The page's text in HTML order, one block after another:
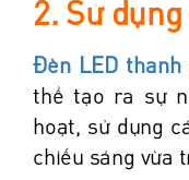
2. Sử
Đèn LED thanh
thể tạo ra sự
hoạt, sử dụng
chiếu sáng vừa